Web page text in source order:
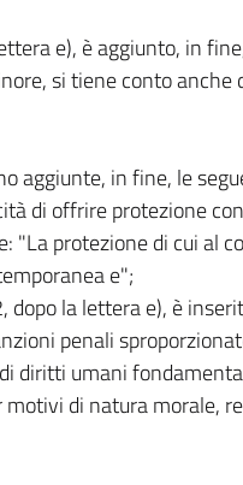
e), è aggiunto, in
si tiene conto anche
aggiunte, in fine, le
di offrire protezione
"La protezione di cui al
e";
dopo la lettera e), è
penali
diritti umani
di natura morale,